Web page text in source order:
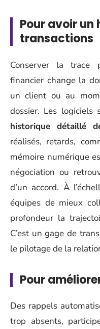
Pour avoir un
transactions
Conserver la trace
financier change la
un client ou au
dossier. Les logiciels
historique détaillé
réalisés, retards,
mémoire numérique
négociation ou
d’un accord. À
équipes de mieux
profondeur la
C’est un gage de
le pilotage de la
Pour
Des rappels
trop absents,